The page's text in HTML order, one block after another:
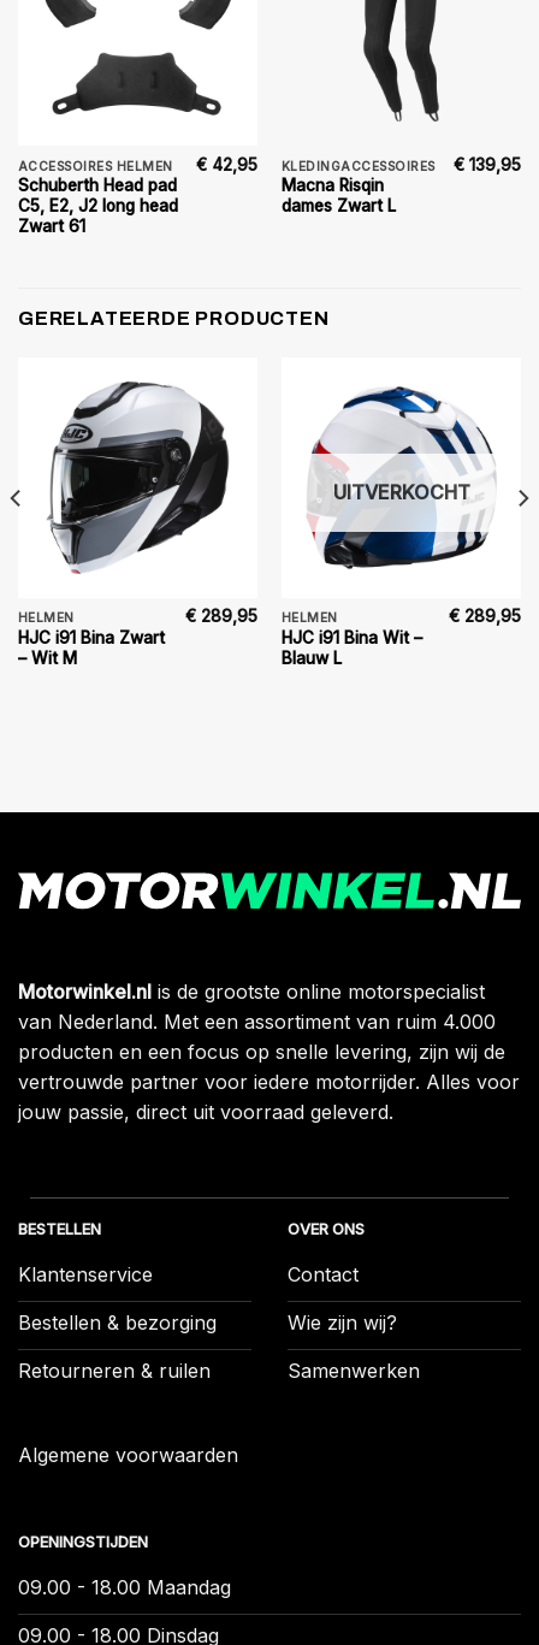
ACCESSOIRES HELMEN
Schuberth Head pad
C5, E2, J2 long head
Zwart 61
€ 42,95 KLEDINGACCESSOIRES
Macna Risqin
dames Zwart L
€ 139,95
GERELATEERDE PRODUCTEN
HELMEN
HJC i91 Bina Zwart
– Wit M
€ 289,95
UITVERKOCHT
HELMEN
HJC i91 Bina Wit –
Blauw L
€ 289,95
Motorwinkel.nl is de grootste online motorspecialist
van Nederland. Met een assortiment van ruim 4.000
producten en een focus op snelle levering, zijn wij de
vertrouwde partner voor iedere motorrijder. Alles voor
jouw passie, direct uit voorraad geleverd.
BESTELLEN
Klantenservice
Bestellen & bezorging
Retourneren & ruilen
Algemene voorwaarden
OVER ONS
Contact
Wie zijn wij?
Samenwerken
OPENINGSTIJDEN
09.00 - 18.00 Maandag
09.00 - 18.00 Dinsdag